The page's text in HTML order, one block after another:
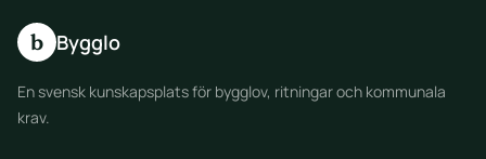
b Bygglo
En svensk kunskapsplats för bygglov, ritningar och kommunala
krav.